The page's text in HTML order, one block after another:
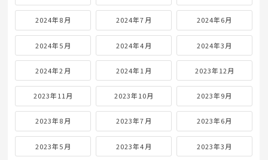
2024年8月 2024年7月 2024年6月
2024年5月 2024年4月 2024年3月
2024年2月 2024年1月 2023年12月
2023年11月 2023年10月 2023年9月
2023年8月 2023年7月 2023年6月
2023年5月 2023年4月 2023年3月